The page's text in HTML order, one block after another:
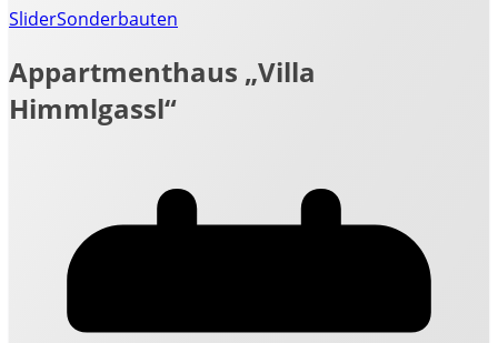
SliderSonderbauten
Appartmenthaus „Villa
Himmlgassl“